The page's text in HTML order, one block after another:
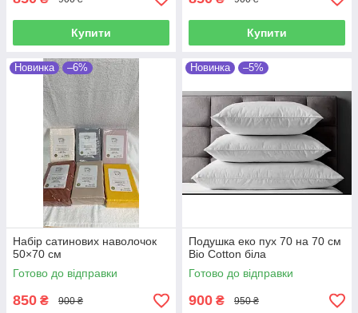
Купити Купити
Новинка –6%
Набір сатинових наволочок
50×70 см
Готово до відправки
850 ₴ 900 ₴
Новинка –5%
Подушка еко пух 70 на 70 см
Bio Cotton біла
Готово до відправки
900 ₴ 950 ₴